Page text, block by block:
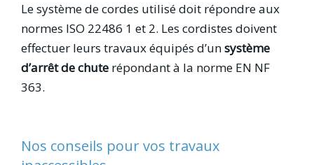
Le système de cordes utilisé doit répondre aux
normes ISO 22486 1 et 2. Les cordistes doivent
effectuer leurs travaux équipés d’unsystème
d’arrêt de chute répondant à la norme EN NF
363.
Nos conseils pour vos travaux